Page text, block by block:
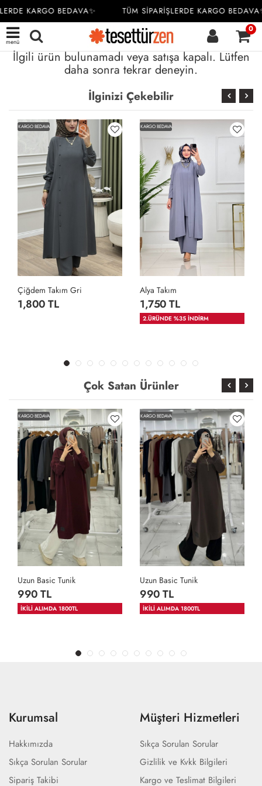
KARGO BEDAVA✨ TÜM SİPARİŞLERDE KARGO
menü
0
İlgili ürün bulunamadı veya satışa kapalı. Lütfen
daha sonra tekrar deneyin.
İlginizi Çekebilir
KARGO BEDAVA
Çiğdem Takım Gri
1,800 TL
KARGO BEDAVA
Alya Takım
1,750 TL
2.ÜRÜNDE %35 İNDİRM
Çok Satan Ürünler
KARGO BEDAVA
Uzun Basic Tunik
990 TL
İKİLİ ALIMDA 1800TL
KARGO BEDAVA
Uzun Basic Tunik
990 TL
İKİLİ ALIMDA 1800TL
Kurumsal
Hakkımızda
Sıkça Sorulan Sorular
Sipariş Takibi
Müşteri Hizmetleri
Sıkça Sorulan Sorular
Gizlilik ve Kvkk Bilgileri
Kargo ve Teslimat Bilgileri